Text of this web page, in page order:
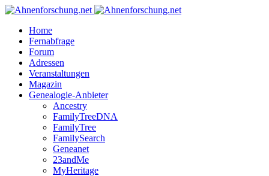
Home
Fernabfrage
Forum
Adressen
Veranstaltungen
Magazin
Genealogie-Anbieter
Ancestry
FamilyTreeDNA
FamilyTree
FamilySearch
Geneanet
23andMe
MyHeritage